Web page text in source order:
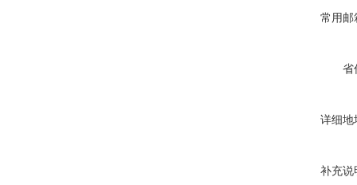
常用邮
省
详细地
补充说